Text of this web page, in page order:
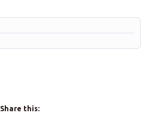
Share this: